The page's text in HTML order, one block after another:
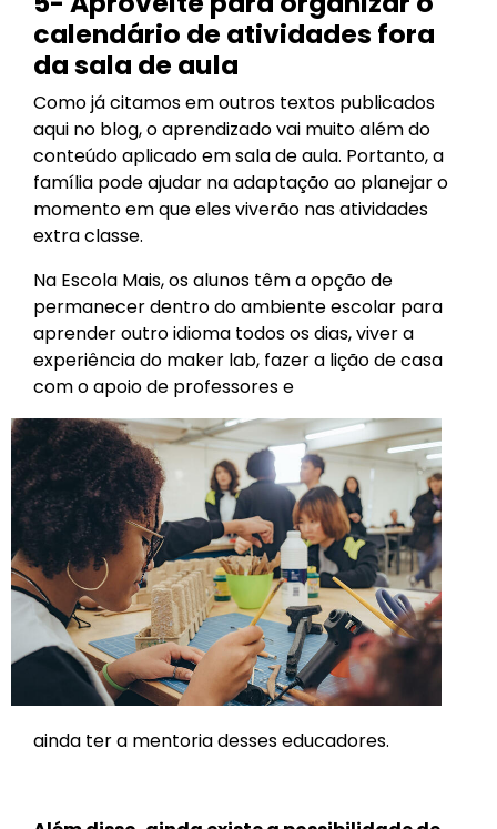
calendário de atividades fora
da sala de aula
Como já citamos em outros textos publicados
aqui no blog, o aprendizado vai muito além do
conteúdo aplicado em sala de aula. Portanto, a
família pode ajudar na adaptação ao planejar o
momento em que eles viverão nas atividades
extra classe.
Na Escola Mais, os alunos têm a opção de
permanecer dentro do ambiente escolar para
aprender outro idioma todos os dias, viver a
experiência do maker lab, fazer a lição de casa
com o apoio de professores e
ainda ter a mentoria desses educadores.